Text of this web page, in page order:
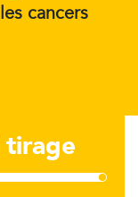
cancers
tirage